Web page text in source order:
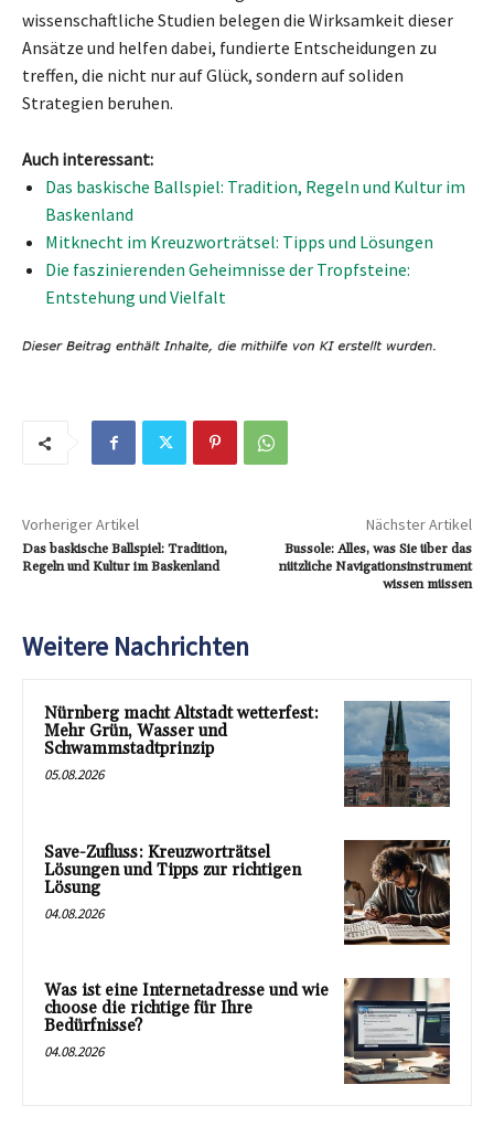
wissenschaftliche Studien belegen die Wirksamkeit dieser
Ansätze und helfen dabei, fundierte Entscheidungen zu
treffen, die nicht nur auf Glück, sondern auf soliden
Strategien beruhen.
Auch interessant:
Das baskische Ballspiel: Tradition, Regeln und Kultur im
Baskenland
Mitknecht im Kreuzworträtsel: Tipps und Lösungen
Die faszinierenden Geheimnisse der Tropfsteine:
Entstehung und Vielfalt
Vorheriger Artikel
Das baskische Ballspiel: Tradition,
Regeln und Kultur im Baskenland
Nächster Artikel
Bussole: Alles, was Sie über das
nützliche Navigationsinstrument
wissen müssen
Weitere Nachrichten
Nürnberg macht Altstadt wetterfest:
Mehr Grün, Wasser und
Schwammstadtprinzip
05.08.2026
Save-Zufluss: Kreuzworträtsel
Lösungen und Tipps zur richtigen
Lösung
04.08.2026
Was ist eine Internetadresse und wie
choose die richtige für Ihre
Bedürfnisse?
04.08.2026